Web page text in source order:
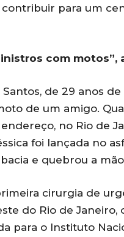
para um
com motos”,
de 29 anos
de um amigo.
no Rio de
foi lançada no
e quebrou a
cirurgia de
do Rio de Janeiro,
para o Instituto